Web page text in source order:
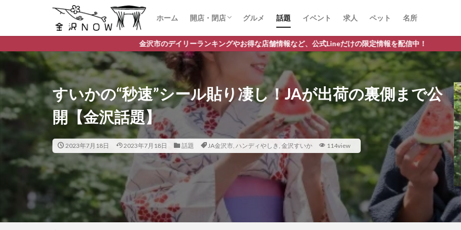
ホーム 開店・閉店
開店
閉店
グルメ 話題 イベント 求人 ペット 名所
金沢市のデイリーランキングやお得な店舗情報など、公式Lineだけの限定情報を配信中！
すいかの“秒速”シール貼り凄し！JAが出荷の裏側まで公
開【金沢話題】
2023年7月18日 2023年7月18日 話題 JA金沢市, ハンディやしき, 金沢すいか 114view